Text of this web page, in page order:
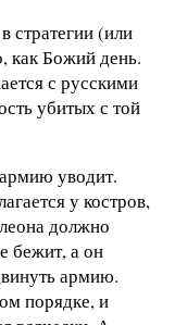
(или
как Божий день.
с русскими
убитых с той
уводит.
у костров,
должно
бежит, а он
армию.
порядке, и